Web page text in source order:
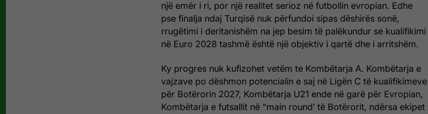
një emër i ri, por një realitet serioz në futbollin evropian. Edhe
pse finalja ndaj Turqisë nuk përfundoi sipas dëshirës sonë,
rrugëtimi i deritanishëm na jep besim të palëkundur se kualifikimi
në Euro 2028 tashmë është një objektiv i qartë dhe i arritshëm.
Ky progres nuk kufizohet vetëm te Kombëtarja A. Kombëtarja e
vajzave po dëshmon potencialin e saj në Ligën C të kualifikimeve
për Botërorin 2027, Kombëtarja U21 ende në garë për Evropian,
Kombëtarja e futsallit në “main round’ të Botërorit, ndërsa ekipet